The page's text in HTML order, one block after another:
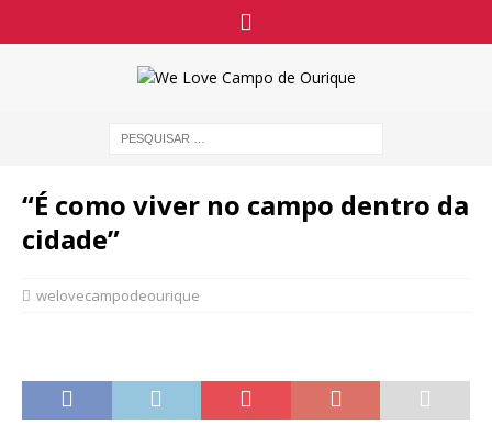
“É como viver no campo dentro da
cidade”
welovecampodeourique